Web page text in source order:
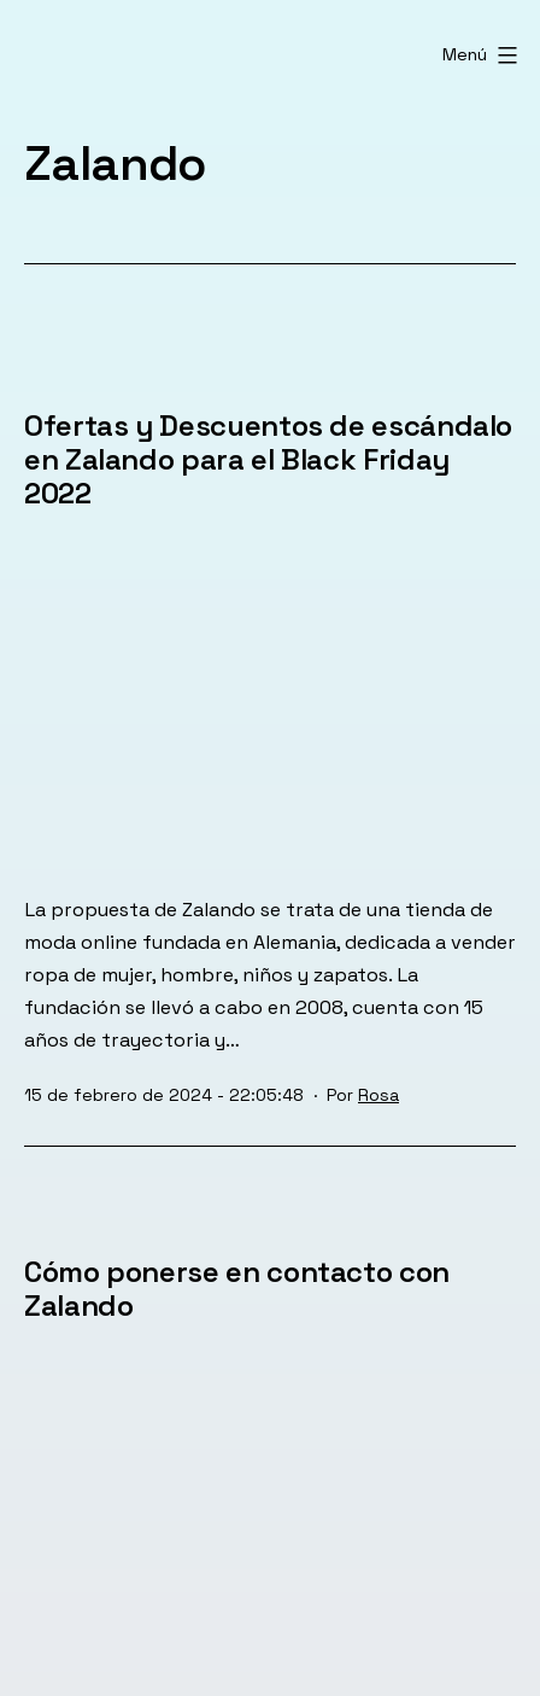
Menú
Zalando
Ofertas y Descuentos de escándalo
en Zalando para el Black Friday
2022
La propuesta de Zalando se trata de una tienda de
moda online fundada en Alemania, dedicada a vender
ropa de mujer, hombre, niños y zapatos. La
fundación se llevó a cabo en 2008, cuenta con 15
años de trayectoria y…
Publicada
15 de febrero de 2024 - 22:05:48 Por Rosa
Cómo ponerse en contacto con
Zalando